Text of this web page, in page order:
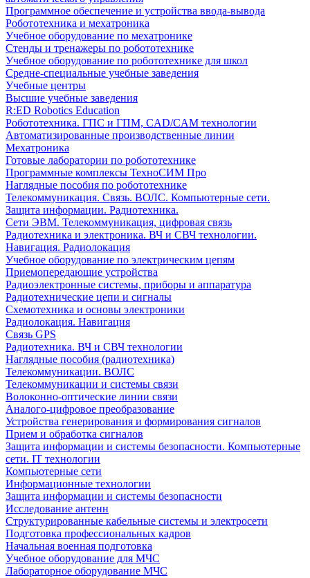
Программное обеспечение и устройства ввода-вывода
Робототехника и мехатроника
Учебное оборудование по мехатронике
Стенды и тренажеры по робототехнике
Учебное оборудование по робототехнике для школ
Средне-специальные учебные заведения
Учебные центры
Высшие учебные заведения
R:ED Robotics Education
Робототехника. ГПС и ГПМ, CAD/CAM технологии
Автоматизированные производственные линии
Мехатроника
Готовые лаборатории по робототехнике
Программные комплексы ТехноСИМ Про
Наглядные пособия по робототехнике
Телекоммуникация. Связь. ВОЛС. Компьютерные сети.
Защита информации. Радиотехника.
Сети ЭВМ. Телекоммуникация, цифровая связь
Радиотехника и электроника. ВЧ и СВЧ технологии.
Навигация. Радиолокация
Учебное оборудование по электрическим цепям
Приемопередающие устройства
Радиоэлектронные системы, приборы и аппаратура
Радиотехнические цепи и сигналы
Схемотехника и основы электроники
Радиолокация. Навигация
Связь GPS
Радиотехника. ВЧ и СВЧ технологии
Наглядные пособия (радиотехника)
Телекоммуникации. ВОЛС
Телекоммуникации и системы связи
Волоконно-оптические линии связи
Аналого-цифровое преобразование
Устройства генерирования и формирования сигналов
Прием и обработка сигналов
Защита информации и системы безопасности. Компьютерные
сети. IT технологии
Компьютерные сети
Информационные технологии
Защита информации и системы безопасности
Исследование антенн
Структурированные кабельные системы и электросети
Подготовка профессиональных кадров
Начальная военная подготовка
Учебное оборудование для МЧС
Лабораторное оборудование МЧС